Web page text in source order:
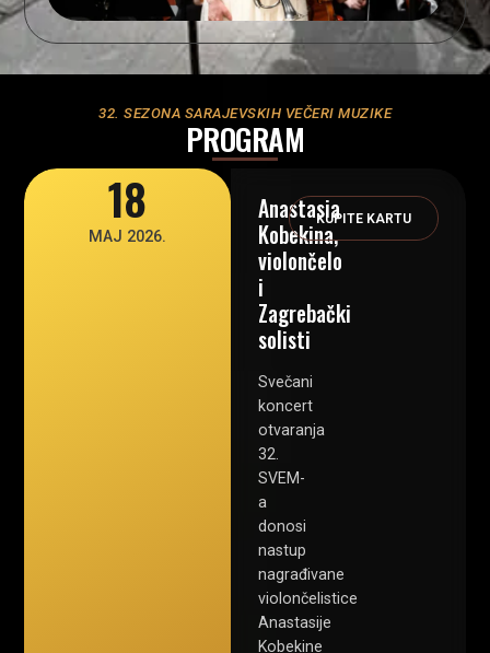
32. SEZONA SARAJEVSKIH VEČERI MUZIKE
PROGRAM
18
MAJ 2026.
Anastasia
Kobekina,
violončelo
i
Zagrebački
solisti
Svečani
koncert
otvaranja
32.
SVEM-
a
donosi
nastup
nagrađivane
violončelistice
Anastasije
Kobekine
KUPITE KARTU